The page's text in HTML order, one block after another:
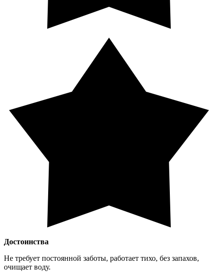
Достоинства
Не требует постоянной заботы, работает тихо, без запахов,
очищает воду.